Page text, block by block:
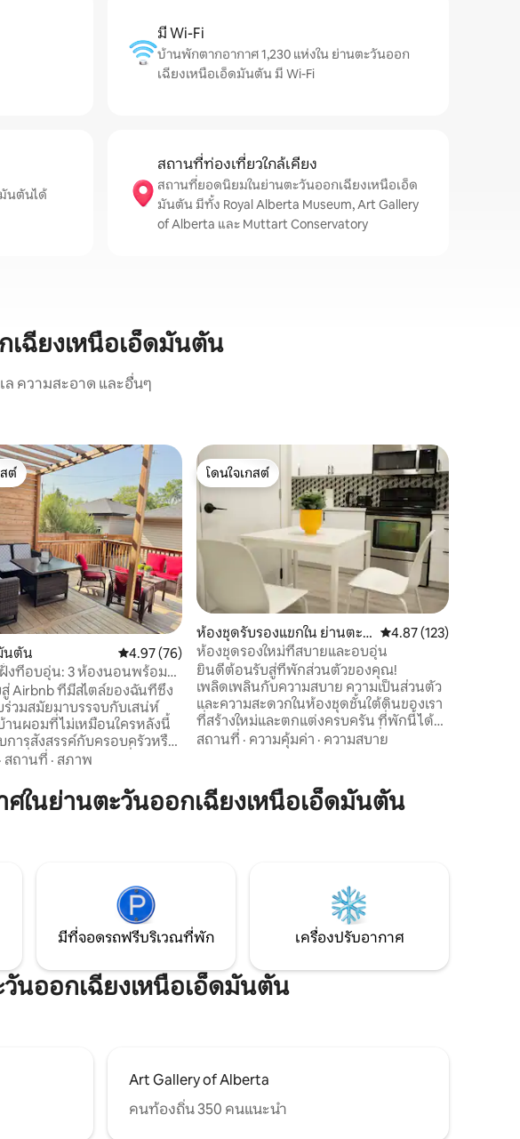
มี Wi-Fi
บ้านพักตากอากาศ 1,230 แห่งใน ย่านตะวันออก
เฉียงเหนือเอ็ดมันตัน มี Wi-Fi
นตันได้
สถานที่ท่องเที่ยวใกล้เคียง
สถานที่ยอดนิยมในย่านตะวันออกเฉียงเหนือเอ็ด
มันตัน มีทั้ง Royal Alberta Museum, Art Gallery
of Alberta และ Muttart Conservatory
ฉียงเหนือเอ็ดมันตัน
ความสะอาด และอื่นๆ
รีวิว
ที่สุด
สต์
นตัน คะแนนเฉลี่ย 4.97 จาก 5, 76 รีวิว
4.97 (76)
งที่อบอุ่น: 3 ห้องนอนพร้อม
กาศ ชานเรือ ใกล้ตัวเมือง
Airbnb ที่มีสไตล์ของฉันที่ซึ่ง
วมสมัยมาบรรจบกับเสน่ห์
านผอมที่ไม่เหมือนใครหลังนี้
การสังสรรค์กับครอบครัวหรือ
ที่เงียบสงบในย่านที่เงียบ
อร์ลี ห่างจากถนนเอดาเพียง 2
พบกับการขี่จักรยานและเส้น
นหุบเขาแม่น้ำได้อย่างง่ายดาย
รือบรรยากาศที่มีชีวิตชีวาของ
· สถานที่ · สภาพ
โดนใจเกสต์
โดนใจเกสต์
ห้องชุดรับรองแขกใน ย่านตะวั
นออกเฉียงเหนือเอ็ดมันตัน
คะแนนเฉลี่ย 4.87 จาก
4.87 (123)
ห้องชุดรองใหม่ที่สบายและอบอุ่น
ยินดีต้อนรับสู่ที่พักส่วนตัวของคุณ!
เพลิดเพลินกับความสบาย ความเป็นส่วนตัว
และความสะดวกในห้องชุดชั้นใต้ดินของเรา
ที่สร้างใหม่และตกแต่งครบครัน ที่พักนี้ได้รับ
การออกแบบมาอย่างพิถีพิถันเพื่อให้เหมาะ
สำหรับการเข้าพักทั้งระยะสั้นและระยะยาว
ที่ช่วยให้คุณควบคุมอุณหภูมิได้ด้วยตัวเอง
ทำให้การเข้าพักของคุณน่าจดจำและน่า
สถานที่ · ความคุ้มค่า · ความสบาย
ในย่านตะวันออกเฉียงเหนือเอ็ดมันตัน
มีที่จอดรถฟรีบริเวณที่พัก เครื่องปรับอากาศ
นออกเฉียงเหนือเอ็ดมันตัน
Art Gallery of Alberta
คนท้องถิ่น 350 คนแนะนำ